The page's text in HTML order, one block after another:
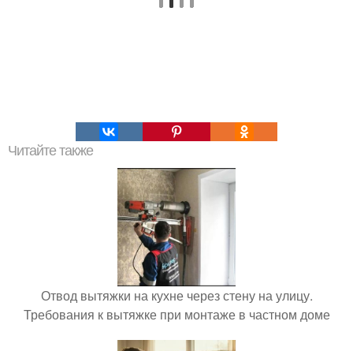
Читайте также
Отвод вытяжки на кухне через стену на улицу.
Требования к вытяжке при монтаже в частном доме